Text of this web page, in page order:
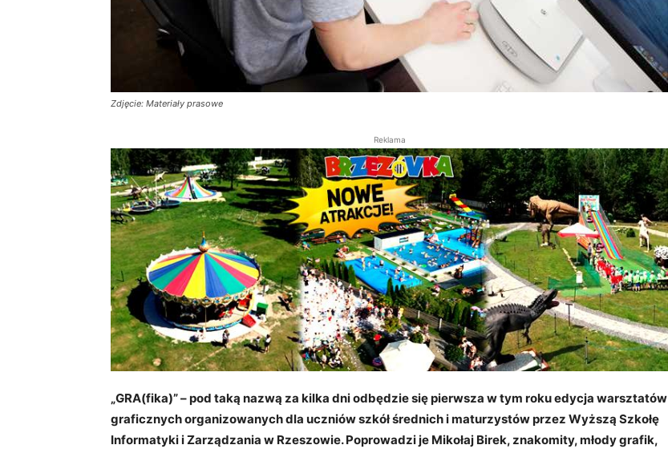
Zdjęcie: Materiały prasowe
Reklama
„GRA(fika)” – pod taką nazwą za kilka dni odbędzie się pierwsza w tym roku edycja warsztatów
graficznych organizowanych dla uczniów szkół średnich i maturzystów przez Wyższą Szkołę
Informatyki i Zarządzania w Rzeszowie. Poprowadzi je Mikołaj Birek, znakomity, młody grafik,